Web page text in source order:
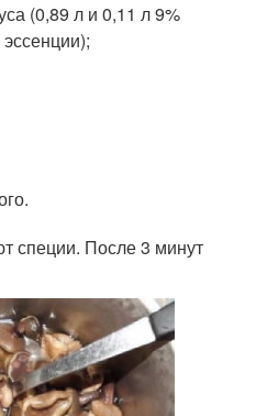
(0,89 л и 0,11 л 9%
специи. После 3 минут